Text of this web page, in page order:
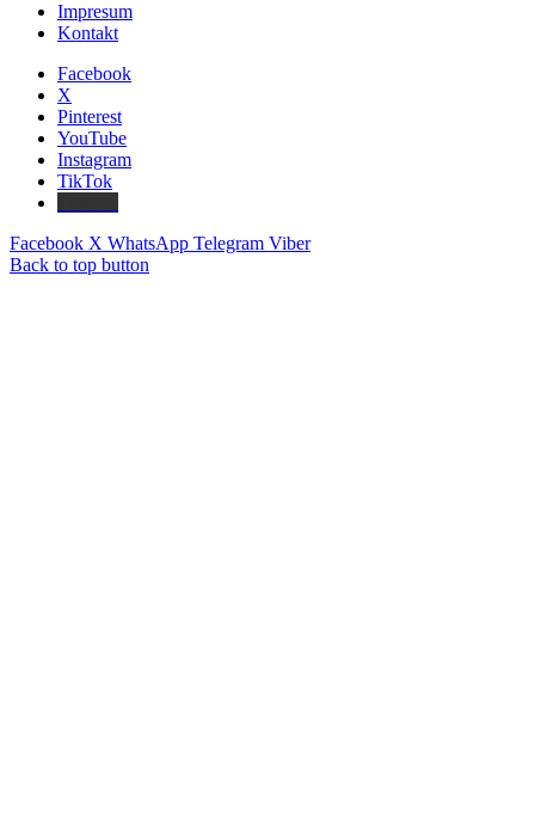
Impresum
Kontakt
Facebook
X
Pinterest
YouTube
Instagram
TikTok
Facebook X WhatsApp Telegram Viber
Back to top button